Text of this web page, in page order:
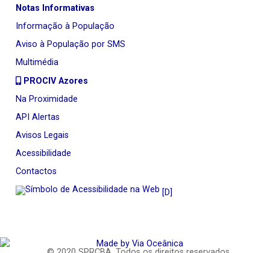
Notas Informativas
Informação à População
Aviso à População por SMS
Multimédia
PROCIV Azores
Na Proximidade
API Alertas
Avisos Legais
Acessibilidade
Contactos
[D]